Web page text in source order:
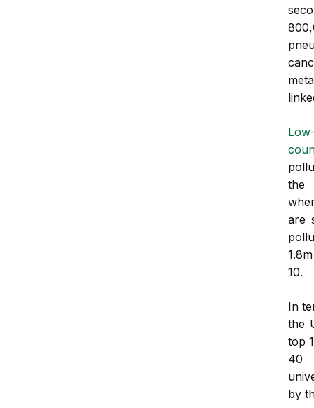
the
are
10.
In
the
top
40
by